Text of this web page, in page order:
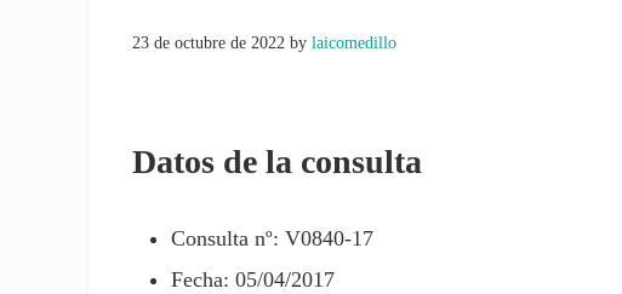
23 de octubre de 2022 bylaicomedillo
Datos de la consulta
Consulta nº: V0840-17
Fecha: 05/04/2017